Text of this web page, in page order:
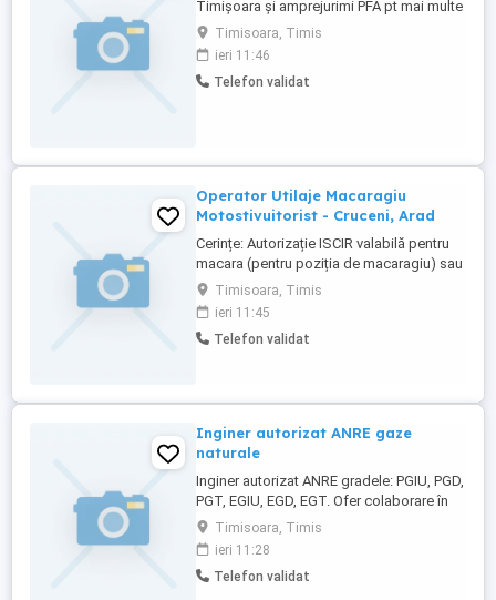
Timișoara și amprejurimi PFA pt mai multe
detalii sunați la Adrian.
Timisoara, Timis
ieri 11:46
Telefon validat
Operator Utilaje Macaragiu
Motostivuitorist - Cruceni, Arad
Cerințe: Autorizație ISCIR valabilă pentru
macara (pentru poziția de macaragiu) sau
pentru motostivuitor (pentru poziția de
motostivuitorist) Experiență anterioară în
operarea utilajului constituie avantaj
Cunoștințe de bază privind normele de
Timisoara, Timis
ieri 11:45
Telefon validat
Inginer autorizat ANRE gaze
naturale
Inginer autorizat ANRE gradele: PGIU, PGD,
PGT, EGIU, EGD, EGT. Ofer colaborare în
vederea realizării proiectelor din domeniul
gazelor naturale.
Timisoara, Timis
ieri 11:28
Telefon validat